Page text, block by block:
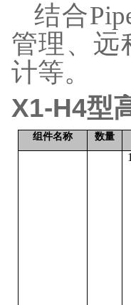
结合
管理、远
计等。
X1-H4型
组件名称 数量